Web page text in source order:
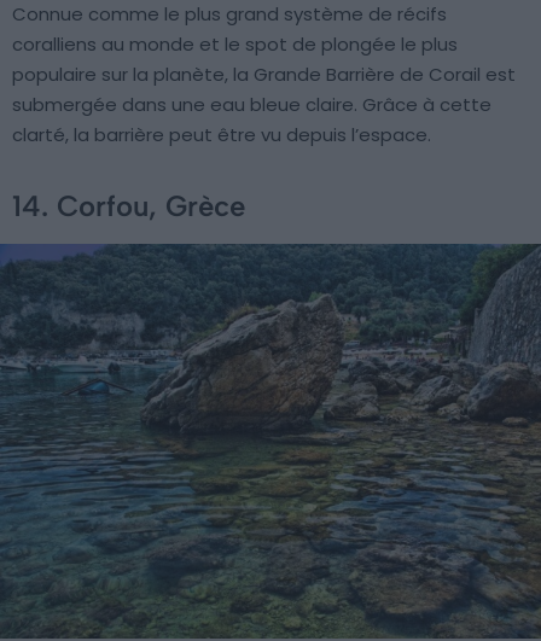
Connue comme le plus grand système de récifs
coralliens au monde et le spot de plongée le plus
populaire sur la planète, la Grande Barrière de Corail est
submergée dans une eau bleue claire. Grâce à cette
clarté, la barrière peut être vu depuis l’espace.
14. Corfou, Grèce